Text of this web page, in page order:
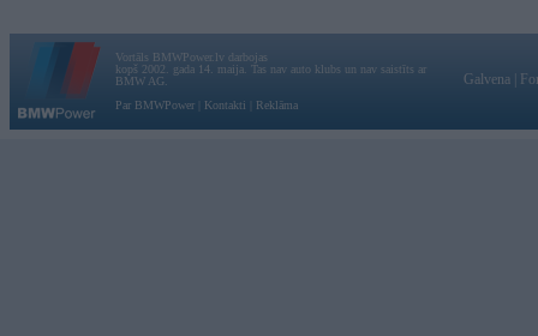
Vortāls BMWPower.lv darbojas
kopš 2002. gada 14. maija. Tas nav auto klubs un nav saistīts ar
BMW AG.
Par BMWPower
Kontakti Reklāma
Galvena